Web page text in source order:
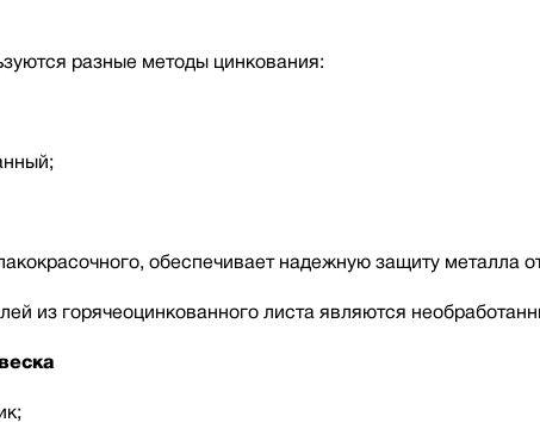
разные методы цинкования:
обеспечивает надежную защиту металла
из горячеоцинкованного листа являются